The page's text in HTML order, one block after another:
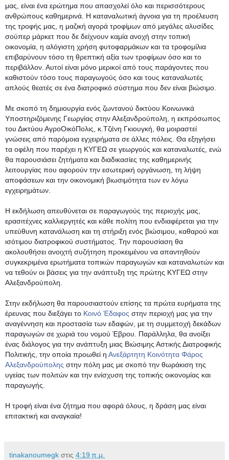
μας, είναι ένα ερώτημα που απασχολεί όλο και περισσότερους
ανθρώπους καθημερινά. Η καταναλωτική άγνοια για τη προέλευση
της τροφής μας, η μαζική αγορά τροφίμων από μεγάλες αλυσίδες
σούπερ μάρκετ που δε δείχνουν καμία ανοχή στην τοπική
οικονομία, η αλόγιστη χρήση φυτοφαρμάκων και τα τροφομίλια
επιβαρύνουν τόσο τη θρεπτική αξία των τροφίμων όσο και το
περιβάλλον. Αυτοί είναι μόνο μερικοί από τους παράγοντες που
καθιστούν τόσο τους παραγωγούς όσο και τους καταναλωτές
απλούς θεατές σε ένα διατροφικό σύστημα που δεν είναι βιώσιμο.
Με σκοπό τη δημιουργία ενός ζωντανού δικτύου Κοινωνικά
Υποστηριζόμενης Γεωργίας στην Αλεξανδρούπολη, η εκπρόσωπος
του Δικτύου ΑγροΟικόΠολις, κ.Τζένη Γκιουγκή, θα μοιραστεί
γνώσεις από παρόμοια εγχειρήματα σε άλλες πόλεις. Θα εξηγήσει
τα οφέλη που παρέχει η ΚΥΓΕΩ σε γεωργούς και καταναλωτές, ενώ
θα παρουσιάσει ζητήματα και διαδικασίες της καθημερινής
λειτουργίας που αφορούν την εσωτερική οργάνωση, τη λήψη
αποφάσεων και την οικονομική βιωσιμότητα των εν λόγω
εγχειρημάτων.
Η εκδήλωση απευθύνεται σε παραγωγούς της περιοχής μας,
ερασιτέχνες καλλιεργητές και κάθε πολίτη που ενδιαφέρεται για την
υπεύθυνη κατανάλωση και τη στήριξη ενός βιώσιμου, καθαρού και
ισότιμου διατροφικού συστήματος. Την παρουσίαση θα
ακολουθήσει ανοιχτή συζήτηση προκειμένου να απαντηθούν
συγκεκριμένα ερωτήματα τοπικών παραγωγών και καταναλωτών και
να τεθούν οι βάσεις για την ανάπτυξη της πρώτης ΚΥΓΕΩ στην
Αλεξανδρούπολη.
Στην εκδήλωση θα παρουσιαστούν επίσης τα πρώτα ευρήματα της
έρευνας που διεξάγει το Κοινό Έδαφος στην περιοχή μας για την
αναγέννηση και προστασία των εδαφών, με τη συμμετοχή δεκάδων
παραγωγών σε χωριά του νομού Έβρου. Παράλληλα, θα ανοίξει
ένας διάλογος για την ανάπτυξη μιας Βιώσιμης Αστικής Διατροφικής
Πολιτικής, την οποία προωθεί η Ανεξάρτητη Κοινότητα Φάρος
Αλεξανδρούπολης στην πόλη μας με σκοπό την θωράκιση της
υγείας των πολιτών και την ενίσχυση της τοπικής οικονομίας και
παραγωγής.
Η τροφή είναι ένα ζήτημα που αφορά όλους, η δράση μας είναι
επιτακτική και αναγκαία!
tinakanoumegk στις 4:19 π.μ.